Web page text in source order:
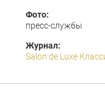
Фото:
пресс-службы
Журнал:
Salon de Luxe